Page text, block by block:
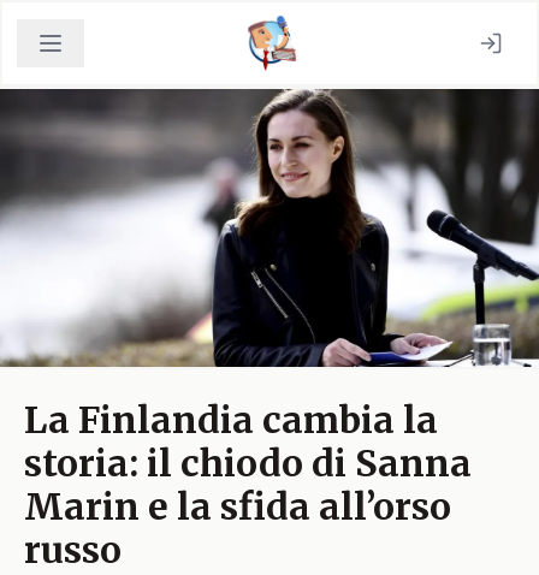
La Finlandia cambia la
storia: il chiodo di Sanna
Marin e la sfida all’orso
russo